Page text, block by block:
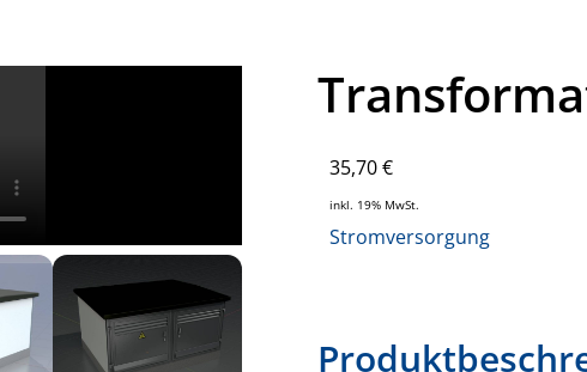
35,70€
inkl. 19% MwSt.
Stromversorgung